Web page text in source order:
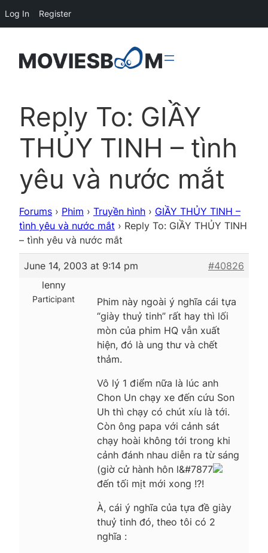
Reply To: GIẦY
THỦY TINH – tình
yêu và nước mắt
Forums › Phim › Truyền hình › GIẦY THỦY TINH –
tình yêu và nước mắt › Reply To: GIẦY THỦY TINH
– tình yêu và nước mắt
June 14, 2003 at 9:14 pm
#40826
lenny
Participant
Phim này ngoài ý nghĩa cái tựa
“giày thuỷ tinh” rất hay thì lối
mòn của phim HQ vẫn xuất
hiện, đó là ung thư và chết
thảm.
Vô lý 1 điểm nữa là lúc anh
Chon Un chạy xe đến cứu Son
Uh thì chạy có chút xíu là tới.
Còn ông papa với cảnh sát
chạy hoài không tới trong khi
cảnh đánh nhau diễn ra từ sáng
(giờ cử hành hôn l&#7877
đến tối mịt mới xong !?!
À, cái ý nghĩa của tựa đề giày
thuỷ tinh đó, theo tôi có 2
nghĩa :
Log In Register